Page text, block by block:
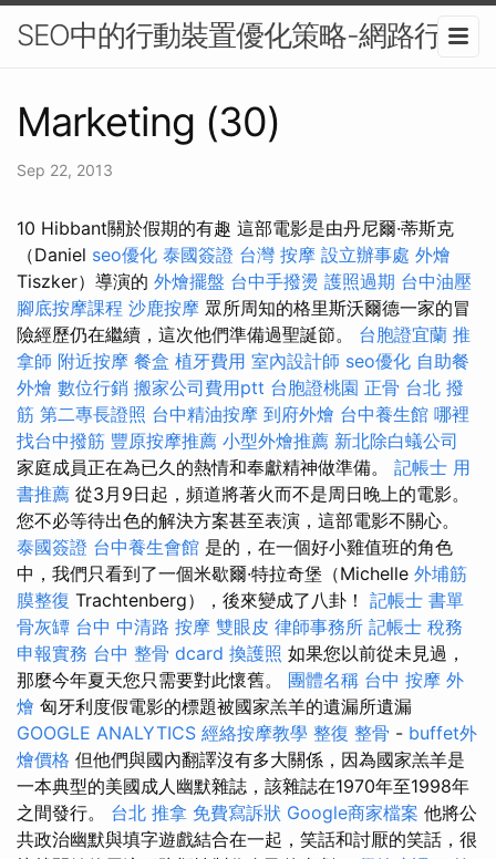
SEO中的行動裝置優化策略-網路行銷
Marketing (30)
Sep 22, 2013
10 Hibbant關於假期的有趣 這部電影是由丹尼爾·蒂斯克
（Daniel seo優化 泰國簽證 台灣 按摩 設立辦事處 外燴
Tiszker）導演的 外燴擺盤 台中手撥燙 護照過期 台中油壓
腳底按摩課程 沙鹿按摩 眾所周知的格里斯沃爾德一家的冒
險經歷仍在繼續，這次他們準備過聖誕節。 台胞證宜蘭 推
拿師 附近按摩 餐盒 植牙費用 室內設計師 seo優化 自助餐
外燴 數位行銷 搬家公司費用ptt 台胞證桃園 正骨 台北 撥
筋 第二專長證照 台中精油按摩 到府外燴 台中養生館 哪裡
找台中撥筋 豐原按摩推薦 小型外燴推薦 新北除白蟻公司
家庭成員正在為已久的熱情和奉獻精神做準備。 記帳士 用
書推薦 從3月9日起，頻道將著火而不是周日晚上的電影。
您不必等待出色的解決方案甚至表演，這部電影不關心。
泰國簽證 台中養生會館 是的，在一個好小雞值班的角色
中，我們只看到了一個米歇爾·特拉奇堡（Michelle 外埔筋
膜整復 Trachtenberg），後來變成了八卦！ 記帳士 書單
骨灰罈 台中 中清路 按摩 雙眼皮 律師事務所 記帳士 稅務
申報實務 台中 整骨 dcard 換護照 如果您以前從未見過，
那麼今年夏天您只需要對此懷舊。 團體名稱 台中 按摩 外
燴 匈牙利度假電影的標題被國家羔羊的遺漏所遺漏
GOOGLE ANALYTICS 經絡按摩教學 整復 整骨 - buffet外
燴價格 但他們與國內翻譯沒有多大關係，因為國家羔羊是
一本典型的美國成人幽默雜誌，該雜誌在1970年至1998年
之間發行。 台北 推拿 免費寫訴狀 Google商家檔案 他將公
共政治幽默與填字遊戲結合在一起，笑話和討厭的笑話，很